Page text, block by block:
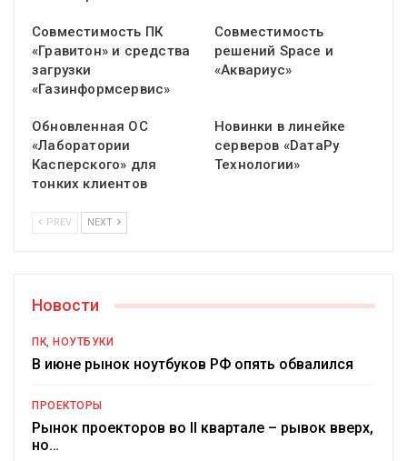
Совместимость ПК
«Гравитон» и средства
загрузки
«Газинформсервис»
Совместимость
решений Space и
«Аквариус»
Обновленная ОС
«Лаборатории
Касперского» для
тонких клиентов
Новинки в линейке
серверов «DатаРу
Технологии»
PREV NEXT
Новости
ПК, НОУТБУКИ
В июне рынок ноутбуков РФ опять обвалился
ПРОЕКТОРЫ
Рынок проекторов во II квартале – рывок вверх,
но…